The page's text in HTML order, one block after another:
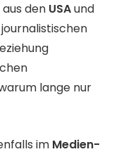
den USAund
lange nur
im Medien-